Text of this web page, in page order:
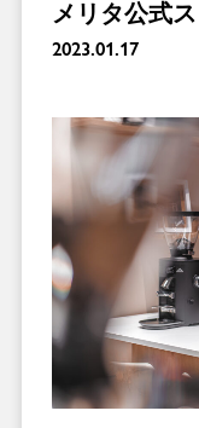
メリタ公式
2023.01.17